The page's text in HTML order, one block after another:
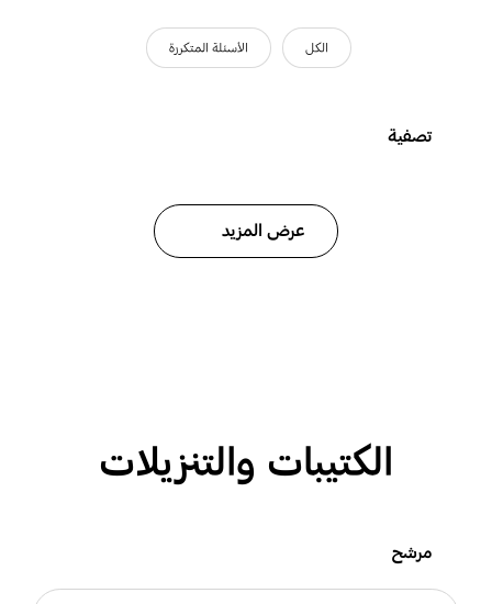
الكل الأسئلة المتكررة
تصفية
عرض المزيد
الكتيبات والتنزيلات
مرشح